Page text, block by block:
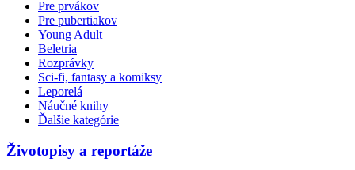
Pre prvákov
Pre pubertiakov
Young Adult
Beletria
Rozprávky
Sci-fi, fantasy a komiksy
Leporelá
Náučné knihy
Ďalšie kategórie
Životopisy a reportáže